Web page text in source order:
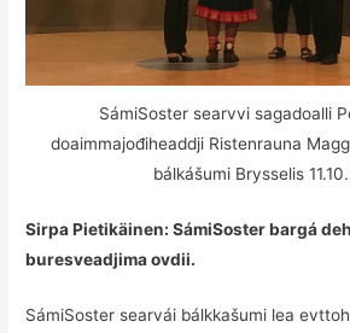
SámiSoster searvvi sagadoalli
doaimmajođiheaddji Ristenrauna
bálkášumi Brysselis
Sirpa Pietikäinen: SámiSoster bargá
buresveadjima ovdii.
SámiSoster searvái bálkkašumi lea